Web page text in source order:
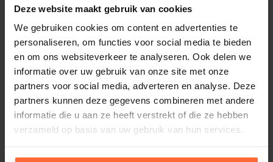
Deze website maakt gebruik van cookies
We gebruiken cookies om content en advertenties te
personaliseren, om functies voor social media te bieden
en om ons websiteverkeer te analyseren. Ook delen we
informatie over uw gebruik van onze site met onze
partners voor social media, adverteren en analyse. Deze
partners kunnen deze gegevens combineren met andere
informatie die u aan ze heeft verstrekt of die ze hebben
verzameld op basis van uw gebruik van hun services.
2 kg
Merk
Astral
Downloads
HL_00258+70-1+3+1466-